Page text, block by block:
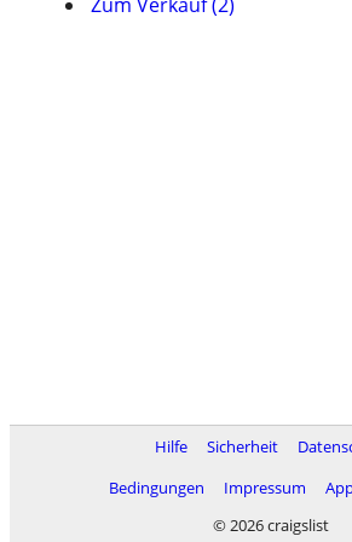
Hilfe Sicherheit
Bedingungen
Impressum
© 2026 craigslist